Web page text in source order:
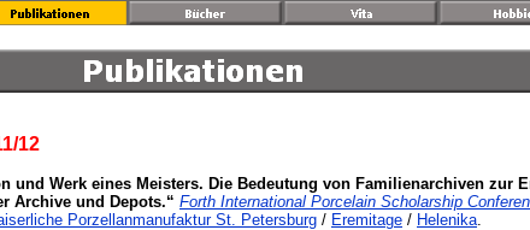
12
und Werk eines Meisters. Die Bedeutung von Familienarchiven zur
Archive und Depots.“ Forth International Porcelain Scholarship
Porzellanmanufaktur St. Petersburg / Eremitage / Helenika.